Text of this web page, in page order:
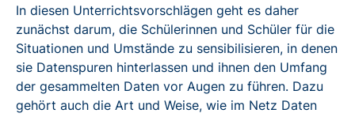
In diesen Unterrichtsvorschlägen geht es daher
zunächst darum, die Schülerinnen und Schüler für die
Situationen und Umstände zu sensibilisieren, in denen
sie Datenspuren hinterlassen und ihnen den Umfang
der gesammelten Daten vor Augen zu führen. Dazu
gehört auch die Art und Weise, wie im Netz Daten